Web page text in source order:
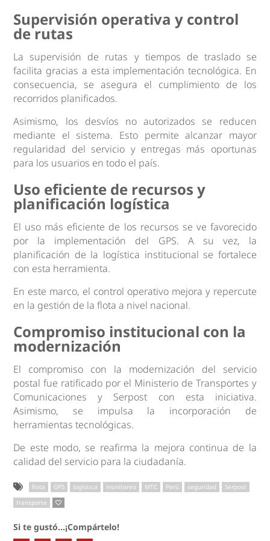
Supervisión operativa y control
de rutas
La supervisión de rutas y tiempos de traslado se
facilita gracias a esta implementación tecnológica. En
consecuencia, se asegura el cumplimiento de los
recorridos planificados.
Asimismo, los desvíos no autorizados se reducen
mediante el sistema. Esto permite alcanzar mayor
regularidad del servicio y entregas más oportunas
para los usuarios en todo el país.
Uso eficiente de recursos y
planificación logística
El uso más eficiente de los recursos se ve favorecido
por la implementación del GPS. A su vez, la
planificación de la logística institucional se fortalece
con esta herramienta.
En este marco, el control operativo mejora y repercute
en la gestión de la flota a nivel nacional.
Compromiso institucional con la
modernización
El compromiso con la modernización del servicio
postal fue ratificado por el Ministerio de Transportes y
Comunicaciones y Serpost con esta iniciativa.
Asimismo, se impulsa la incorporación de
herramientas tecnológicas.
De este modo, se reafirma la mejora continua de la
calidad del servicio para la ciudadanía.
flota GPS logística monitoreo MTC Perú seguridad
Serpost
transporte
Si te gustó...¡Compártelo!